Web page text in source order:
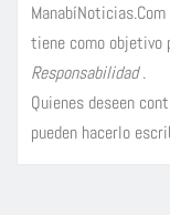
tiene como objetivo
Responsabilidad.
Quienes deseen
pueden hacerlo